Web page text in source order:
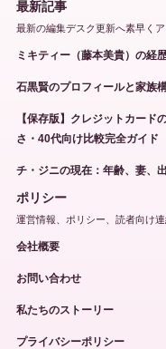
最新記事
最新の編集デスク更新へ素早くア
ミキティー（藤本美貴）の経
石黒賢のプロフィールと家族
【保存版】クレジットカー
さ・40代向け比較完全ガイド
チ・ジニの現在：年齢、妻、
ポリシー
運営情報、ポリシー、読者向け連
会社概要
お問い合わせ
私たちのストーリー
プライバシーポリシー